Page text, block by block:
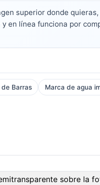
superior donde
en línea funciona por
Barras Marca de agua
sobre la